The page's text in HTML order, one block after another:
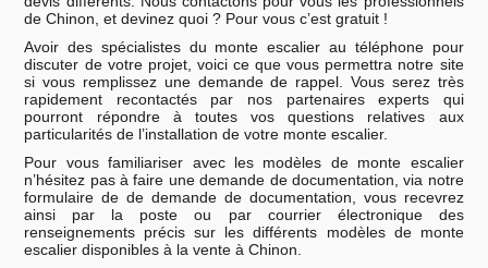
de Chinon, et devinez quoi ? Pour vous c’est gratuit !
Avoir des spécialistes du monte escalier au téléphone pour
discuter de votre projet, voici ce que vous permettra notre site
si vous remplissez une demande de rappel. Vous serez très
rapidement recontactés par nos partenaires experts qui
pourront répondre à toutes vos questions relatives aux
particularités de l’installation de votre monte escalier.
Pour vous familiariser avec les modèles de monte escalier
n’hésitez pas à faire une demande de documentation, via notre
formulaire de de demande de documentation, vous recevrez
ainsi par la poste ou par courrier électronique des
renseignements précis sur les différents modèles de monte
escalier disponibles à la vente à Chinon.